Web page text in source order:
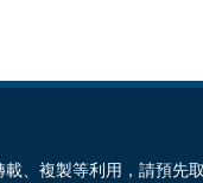
、複製等利用，請預先